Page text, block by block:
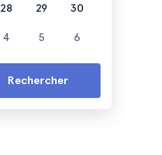
28 29 30
4 5 6
Rechercher